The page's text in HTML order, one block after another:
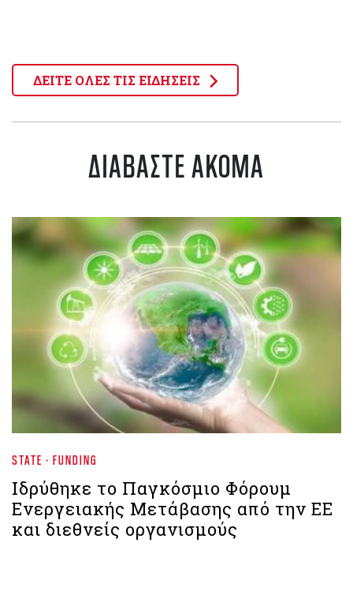
ΔΕΙΤΕ ΟΛΕΣ ΤΙΣ ΕΙΔΗΣΕΙΣ
ΔΙΑΒΑΣΤΕ ΑΚΟΜΑ
STATE - FUNDING
Ιδρύθηκε το Παγκόσμιο Φόρουμ
Ενεργειακής Μετάβασης από την ΕΕ
και διεθνείς οργανισμούς